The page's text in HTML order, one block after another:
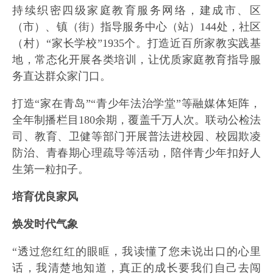
持续织密四级家庭教育服务网络，建成市、区
（市）、镇（街）指导服务中心（站）144处，社区
（村）“家长学校”1935个。打造近百所家教实践基
地，常态化开展各类培训，让优质家庭教育指导服
务直达群众家门口。
打造“家在青岛”“青少年法治学堂”等融媒体矩阵，
全年制播栏目180余期，覆盖千万人次。联动公检法
司、教育、卫健等部门开展普法进校园、校园欺凌
防治、青春期心理疏导等活动，陪伴青少年扣好人
生第一粒扣子。
培育优良家风
焕发时代气象
“透过您红红的眼眶，我读懂了您未说出口的心里
话，我清楚地知道，真正的成长要我们自己去闯